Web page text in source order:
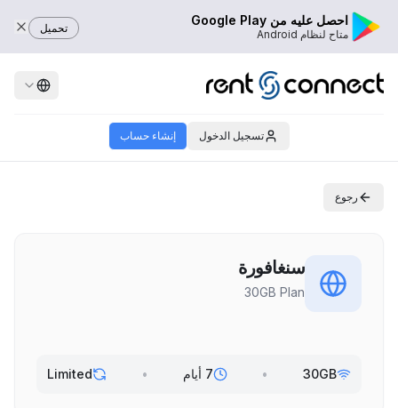
احصل عليه من Google Play
متاح لنظام Android تحميل
تسجيل الدخول إنشاء حساب
رجوع
سنغافورة
30GB Plan
30GB
• 7 أيام •
Limited